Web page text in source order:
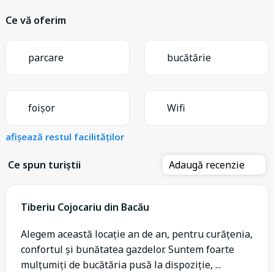
Ce vă oferim
parcare bucătărie
foișor Wifi
afișează restul facilităților
Ce spun turiștii Adaugă recenzie
Tiberiu Cojocariu din Bacău
Alegem această locație an de an, pentru curățenia,
confortul și bunătatea gazdelor. Suntem foarte
mulțumiți de bucătăria pusă la dispoziție, ...